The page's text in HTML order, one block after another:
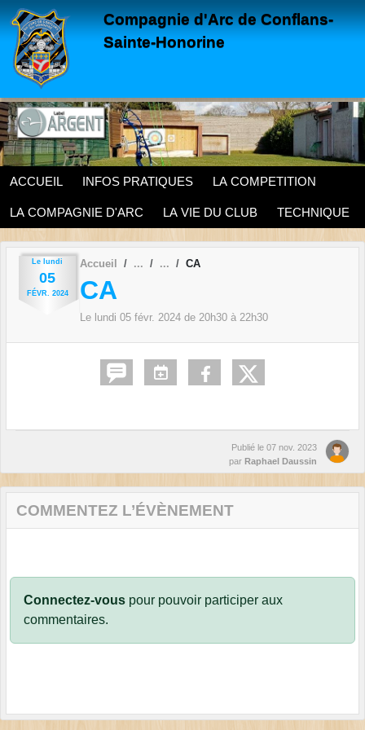
Compagnie d'Arc de Conflans-
Sainte-Honorine
ACCUEIL INFOS PRATIQUES LA COMPETITION
LA COMPAGNIE D'ARC LA VIE DU CLUB TECHNIQUE
Le lundi
05
FÉVR. 2024
Accueil CA
CA
Le lundi 05 févr. 2024 de 20h30 à 22h30
Publié le 07 nov. 2023
par Raphael Daussin
COMMENTEZ L’ÉVÈNEMENT
Connectez-vous pour pouvoir participer aux
commentaires.
Panneau de gestion des cookies